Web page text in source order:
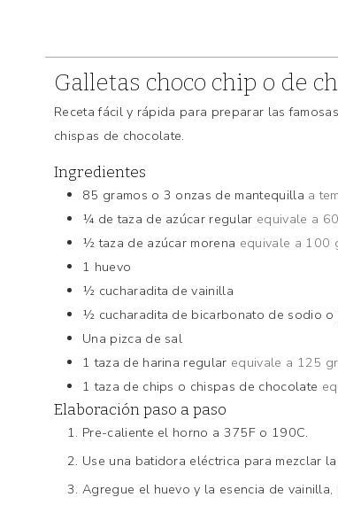
Galletas choco chip o de
Receta fácil y rápida para preparar las
chispas de chocolate.
Ingredientes
85 gramos o 3 onzas de mantequilla a
¼ de taza de azúcar regular equivale a
½ taza de azúcar morena equivale a 100
1 huevo
½ cucharadita de vainilla
½ cucharadita de bicarbonato de sodio
Una pizca de sal
1 taza de harina regular equivale a 125
1 taza de chips o chispas de chocolate
Elaboración paso a paso
Pre-caliente el horno a 375F o 190C.
Use una batidora eléctrica para mezclar
Agregue el huevo y la esencia de vainilla,